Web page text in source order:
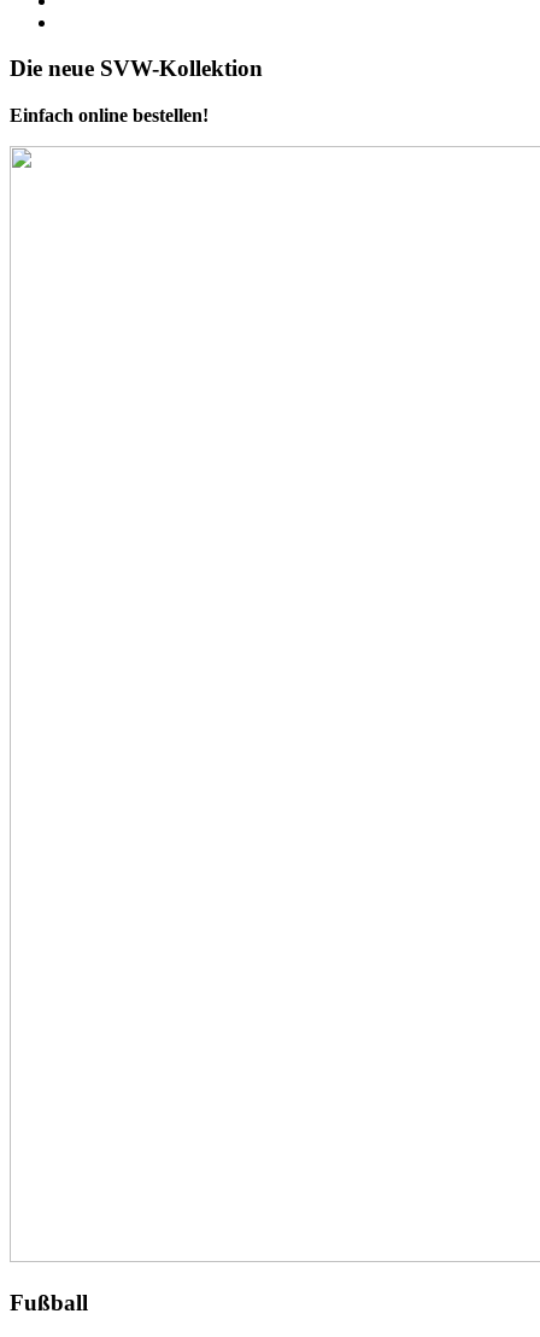
Die neue SVW-Kollektion
Einfach online bestellen!
Fußball